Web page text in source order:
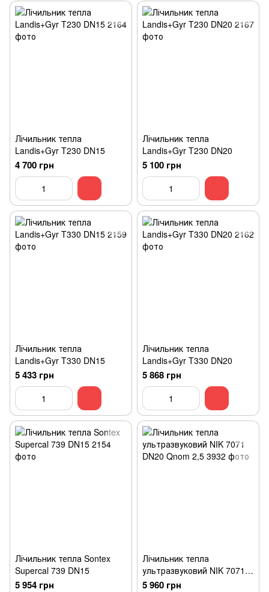
Лічильник тепла
Landis+Gyr T230 DN15
4 700 грн
Лічильник тепла
Landis+Gyr T230 DN20
5 100 грн
Лічильник тепла
Landis+Gyr T330 DN15
5 433 грн
Лічильник тепла
Landis+Gyr T330 DN20
5 868 грн
Лічильник тепла Sontex
Supercal 739 DN15
5 954 грн
Лічильник тепла
ультразвуковий NIK 7071
DN20 Qnom 2,5
5 960 грн